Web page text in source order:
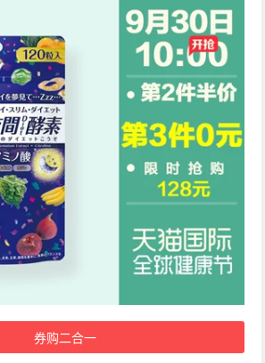
券购二合一